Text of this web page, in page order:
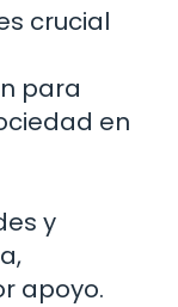
crucial
para
en
y
apoyo.